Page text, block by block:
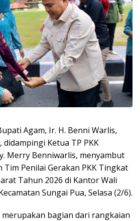
Agam, Ir. H. Benni Warlis,
Ketua TP PKK
Merry Benniwarlis, menyambut
Penilai Gerakan PKK Tingkat
Tahun 2026 di Kantor Wali
Sungai Pua, Selasa (2/6).
bagian dari rangkaian